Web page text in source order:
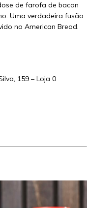
de farofa de bacon
Uma verdadeira fusão
no American Bread.
159 – Loja 0